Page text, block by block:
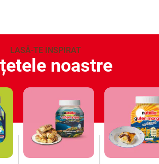
LASĂ-TE INSPIRAT
noastre